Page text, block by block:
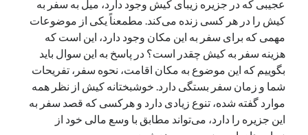
ادعای نت‌بلاکس: قطعی اینترنت ایران بیش از 120 ساعت ادامه یافت؛ اتصال
کشور به حدود یک درصد رسید
قطعی اینترنت در ایران از مرز 48 ساعت گذشت!
گوشی HMD Luma با دوربین 50 مگاپیکسل و نمایشگر 120 هرتز رونمایی شد
آخرین دیدگاه‌ها
عجیبی که در جزیره زیبای کیش وجود دارد،‌ میل به سفر به
کیش را در هر کسی زنده می‌کند. مطمعناً یکی از موضوعات
مهمی که برای سفر به این مکان وجود دارد، این است که
هزینه سفر به کیش چقدر است؟ در پاسخ به این سوال باید
بگوییم که این موضوع به مکان اقامت، نحوه سفر، تفریحات
شما و زمان سفر بستگی دارد. خوشبختانه کیش از نظر همه
موارد گفته شده، تنوع زیادی دارد و هرکسی که قصد سفر به
این جزیره را دارد، می‌تواند مطابق با وسع مالی خود از